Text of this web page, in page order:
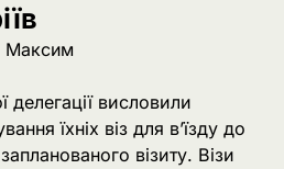
Максим
делегації висловили
їхніх віз для в’їзду до
візиту. Візи